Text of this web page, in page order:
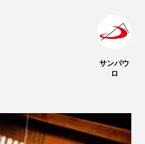
サンパウ
ロ